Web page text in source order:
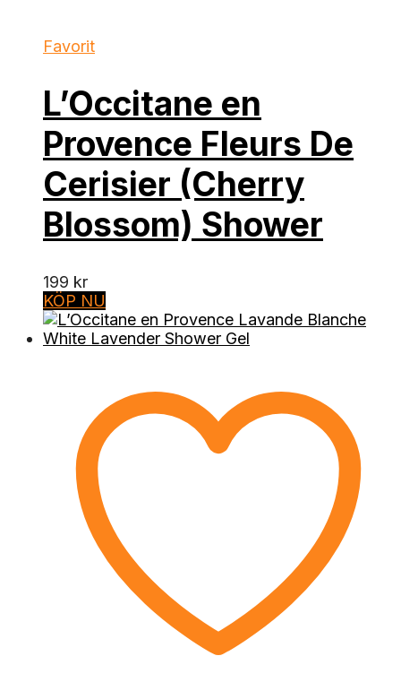
Favorit
L’Occitane en
Provence Fleurs De
Cerisier (Cherry
Blossom) Shower
199 kr
KÖP NU